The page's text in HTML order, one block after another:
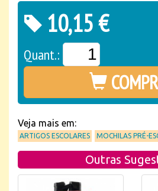
10,15 €
Quant.:
Veja mais em:
ARTIGOS ESCOLARES MOCHILAS PRÉ-
Outras